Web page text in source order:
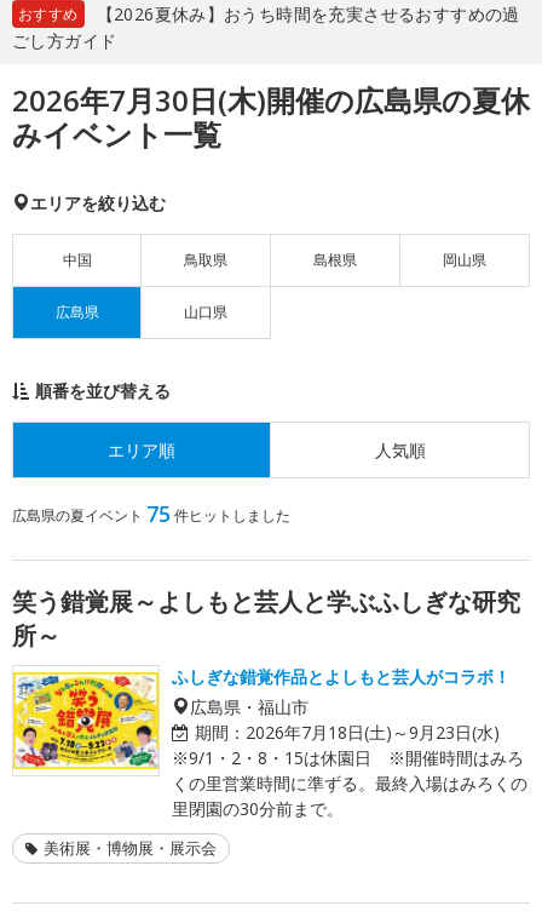
おすすめ
【2026夏休み】おうち時間を充実させるおすすめの過
ごし方ガイド
2026年7月30日(木)開催の広島県の夏休
みイベント一覧
エリアを絞り込む
中国 鳥取県 島根県 岡山県
広島県 山口県
順番を並び替える
エリア順 人気順
広島県の夏イベント 75 件ヒットしました
笑う錯覚展～よしもと芸人と学ぶふしぎな研究
所～
ふしぎな錯覚作品とよしもと芸人がコラボ！
広島県・福山市
期間： 2026年7月18日(土)～9月23日(水)
※9/1・2・8・15は休園日 ※開催時間はみろ
くの里営業時間に準ずる。最終入場はみろくの
里閉園の30分前まで。
美術展・博物展・展示会